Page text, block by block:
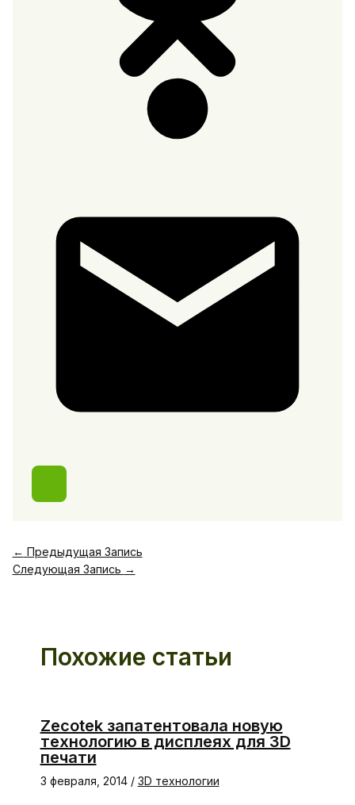
← Предыдущая Запись
Следующая Запись →
Похожие статьи
Zecotek запатентовала новую
технологию в дисплеях для 3D
печати
3 февраля, 2014 / 3D технологии